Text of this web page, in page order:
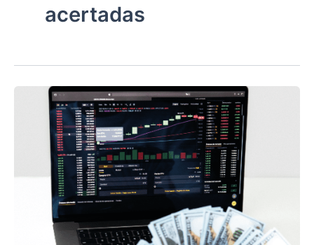
acertadas
INTELIGENCIA
COMPETITIVA
INFLUYE
LA
DECISIÓN
COMPRA